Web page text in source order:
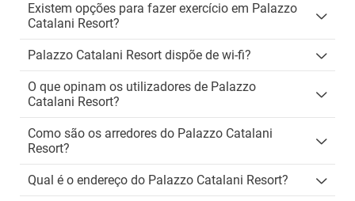
Existem opções para fazer exercício em Palazzo
Catalani Resort?
Palazzo Catalani Resort dispõe de wi-fi?
O que opinam os utilizadores de Palazzo
Catalani Resort?
Como são os arredores do Palazzo Catalani
Resort?
Qual é o endereço do Palazzo Catalani Resort?